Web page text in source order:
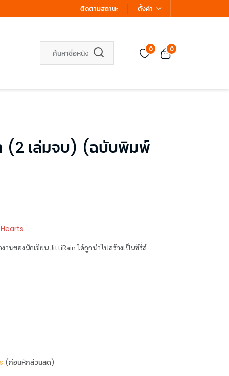
ติดตามสถานะ ตั้งค่า
0 0
(2 เล่มจบ) (ฉบับพิมพ์
Hearts
านของนักเขียน JittiRain ได้ถูกนำไปสร้างเป็นซีรี่ส์
(ก่อนหักส่วนลด)